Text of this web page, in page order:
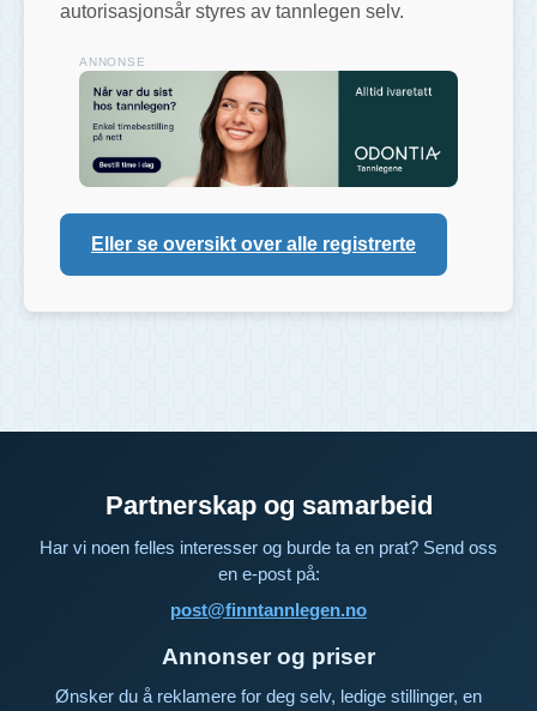
autorisasjonsår styres av tannlegen selv.
ANNONSE
Eller se oversikt over alle registrerte
Partnerskap og samarbeid
Har vi noen felles interesser og burde ta en prat? Send oss
en e-post på:
post@finntannlegen.no
Annonser og priser
Ønsker du å reklamere for deg selv, ledige stillinger, en